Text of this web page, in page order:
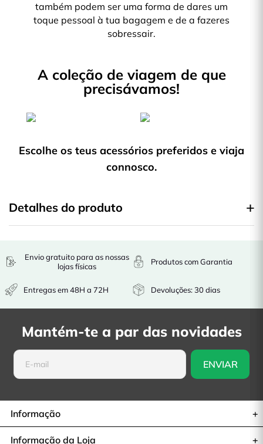
também podem ser uma forma de dares um
toque pessoal à tua bagagem e de a fazeres
sobressair.
A coleção de viagem de que
precisávamos!
Escolhe os teus acessórios preferidos e viaja
connosco.
Detalhes do produto
Envio gratuito para as nossas
lojas físicas
Entregas em 48H a 72H
Produtos com Garantia
Devoluções: 30 dias
Mantém-te a par das novidades
Informação
Informação da Loja